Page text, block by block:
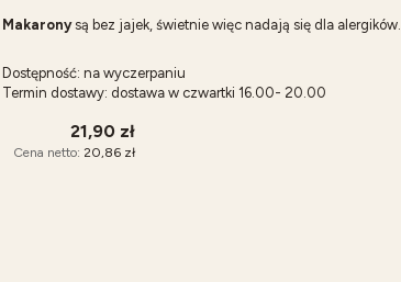
Makaronysą bez jajek, świetnie więc nadają się dla alergików.
Dostępność: na wyczerpaniu
Termin dostawy: dostawa w czwartki 16.00- 20.00
21,90 zł
Cena netto: 20,86 zł